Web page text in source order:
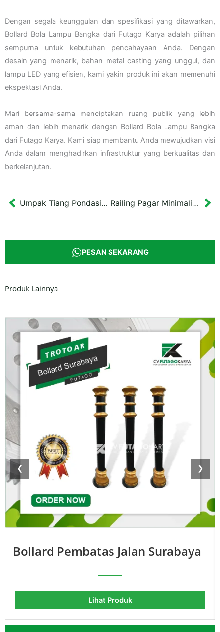
Dengan segala keunggulan dan spesifikasi yang ditawarkan,
Bollard Bola Lampu Bangka dari Futago Karya adalah pilihan
sempurna untuk kebutuhan pencahayaan Anda. Dengan
desain yang menarik, bahan metal casting yang unggul, dan
lampu LED yang efisien, kami yakin produk ini akan memenuhi
ekspektasi Anda.
Mari bersama-sama menciptakan ruang publik yang lebih
aman dan lebih menarik dengan Bollard Bola Lampu Bangka
dari Futago Karya. Kami siap membantu Anda mewujudkan visi
Anda dalam menghadirkan infrastruktur yang berkualitas dan
berkelanjutan.
Prev Umpak Tiang Pondasi Masjid Ponorogo Railing Pagar Minimalis SDA Tanah Laut 107×85 cm
PESAN SEKARANG
Produk Lainnya
❮ ❯
Bollard Pembatas Jalan Surabaya
Lihat Produk